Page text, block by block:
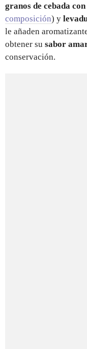
granos de cebada
composición) y
le añaden
obtener su sabor
conservación.